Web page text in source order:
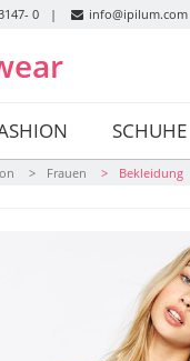
0 info@ipilum.com
SCHUHE
Frauen Bekleidung